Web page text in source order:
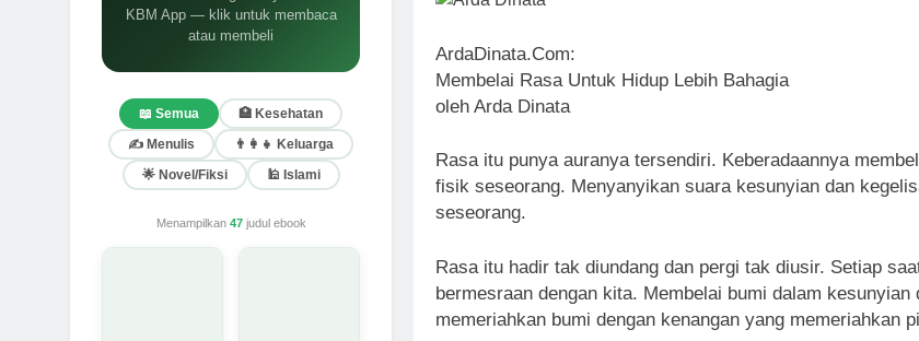
KBM App — klik untuk membaca
atau membeli
📖 Semua
🏥 Kesehatan
✍️ Menulis
👨‍👩‍👧 Keluarga
🌟 Novel/Fiksi
🕌 Islami
Menampilkan 47judul ebook
ArdaDinata.Com:
Membelai Rasa Untuk Hidup Lebih Bahagia
oleh Arda Dinata
Rasa itu punya auranya tersendiri. Keberadaannya
fisik seseorang. Menyanyikan suara kesunyian dan
seseorang.
Rasa itu hadir tak diundang dan pergi tak diusir. Setiap
bermesraan dengan kita. Membelai bumi dalam kesunyian
memeriahkan bumi dengan kenangan yang memeriahkan